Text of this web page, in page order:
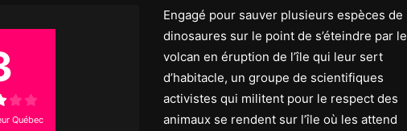
Québec
Engagé pour sauver plusieurs espèces de
dinosaures sur le point de s’éteindre par le
volcan en éruption de l’île qui leur sert
d’habitacle, un groupe de scientifiques
activistes qui militent pour le respect des
animaux se rendent sur l’île où les attend